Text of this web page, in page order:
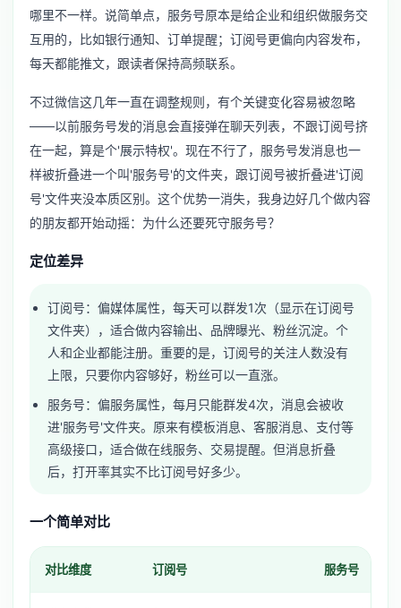
哪里不一样。说简单点，服务号原本是给企业和组织做服务交
互用的，比如银行通知、订单提醒；订阅号更偏向内容发布，
每天都能推文，跟读者保持高频联系。
不过微信这几年一直在调整规则，有个关键变化容易被忽略
——以前服务号发的消息会直接弹在聊天列表，不跟订阅号挤
在一起，算是个'展示特权'。现在不行了，服务号发消息也一
样被折叠进一个叫'服务号'的文件夹，跟订阅号被折叠进'订阅
号'文件夹没本质区别。这个优势一消失，我身边好几个做内容
的朋友都开始动摇：为什么还要死守服务号？
定位差异
订阅号：偏媒体属性，每天可以群发1次（显示在订阅号
文件夹），适合做内容输出、品牌曝光、粉丝沉淀。个
人和企业都能注册。重要的是，订阅号的关注人数没有
上限，只要你内容够好，粉丝可以一直涨。
服务号：偏服务属性，每月只能群发4次，消息会被收
进'服务号'文件夹。原来有模板消息、客服消息、支付等
高级接口，适合做在线服务、交易提醒。但消息折叠
后，打开率其实不比订阅号好多少。
一个简单对比
对比维度 订阅号 服务号